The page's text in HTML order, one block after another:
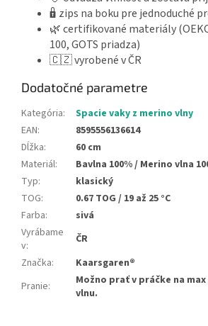
🔒 zips na boku pre jednoduché
🌿 certifikované materiály
100, GOTS priadza)
🇨🇿 vyrobené v ČR
Dodatočné parametre
Kategória:
Spacie vaky z merino vlny
EAN:
8595556136614
Dĺžka:
60 cm
Materiál:
Bavlna 100% / Merino vlna
Typ:
klasický
TOG:
0.67 TOG / 19 až 25 °C
Farba:
sivá
Vyrábame
v:
ČR
Značka:
Kaarsgaren®
Pranie:
Možno prať v práčke na max
vlnu.